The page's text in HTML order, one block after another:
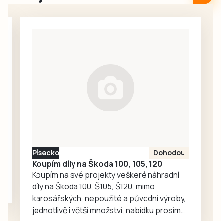
pro každodenní
setkávání,
srpna v Domově s
pečovatelskou
Písecko Dohodou
Koupím díly na Škoda 100, 105, 120
Koupím na své projekty veškeré náhradní
díly na Škoda 100, Š105, Š120, mimo
karosářských, nepoužité a původní výroby,
jednotlivě i větší množství, nabídku prosím